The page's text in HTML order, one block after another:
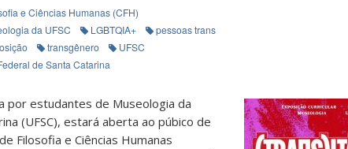
e Ciências Humanas (CFH)
da UFSC
LGBTQIA+
pessoas trans
transgênero
UFSC
de Santa Catarina
por estudantes de Museologia da
(UFSC), estará aberta ao púbico de
Filosofia e Ciências Humanas